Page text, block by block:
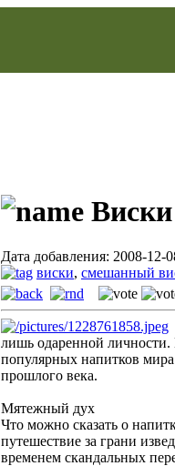
Дата добавления: 2008-12-
виски, смешанный
лишь одаренной личности.
популярных напитков
прошлого века.
Мятежный дух
Что можно сказать о
путешествие за грани
временем скандальных